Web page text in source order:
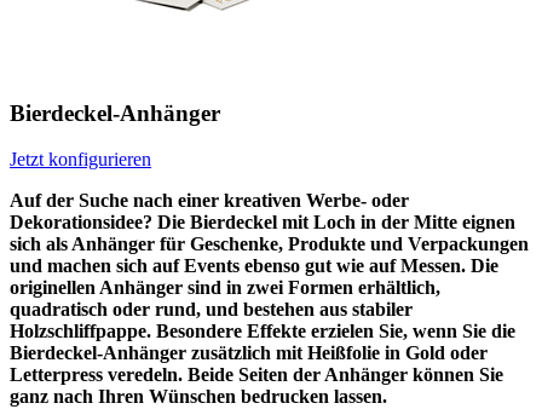
Bierdeckel-Anhänger
Jetzt konfigurieren
Auf der Suche nach einer kreativen Werbe- oder
Dekorationsidee? Die Bierdeckel mit Loch in der Mitte eignen
sich als Anhänger für Geschenke, Produkte und Verpackungen
und machen sich auf Events ebenso gut wie auf Messen. Die
originellen Anhänger sind in zwei Formen erhältlich,
quadratisch oder rund, und bestehen aus stabiler
Holzschliffpappe. Besondere Effekte erzielen Sie, wenn Sie die
Bierdeckel-Anhänger zusätzlich mit Heißfolie in Gold oder
Letterpress veredeln. Beide Seiten der Anhänger können Sie
ganz nach Ihren Wünschen bedrucken lassen.